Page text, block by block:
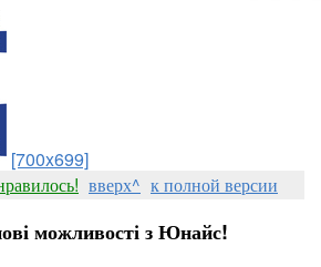
[700x699]
вверх^ к полной версии
можливості з Юнайс!